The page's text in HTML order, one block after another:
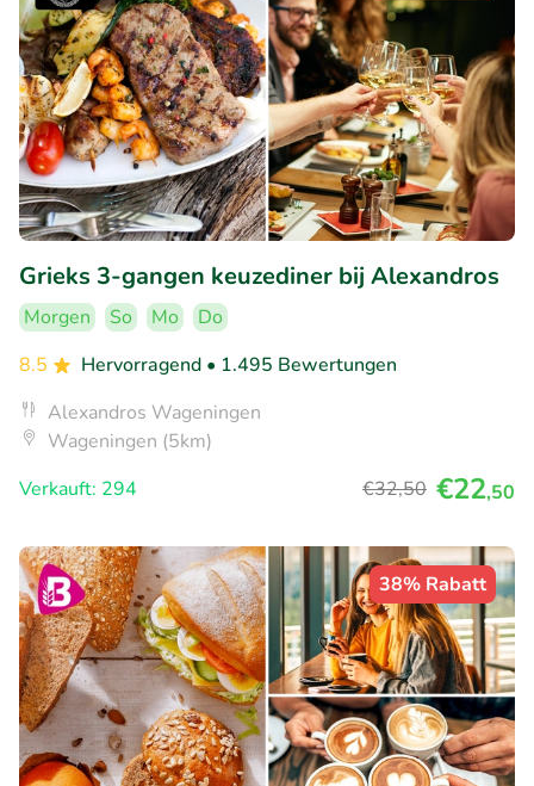
Grieks 3-gangen keuzediner bij Alexandros
Morgen So Mo
Do
8.5
Hervorragend • 1.495 Bewertungen
Alexandros Wageningen
Wageningen (5km)
Verkauft: 294
€32,50 €22,50
38% Rabatt